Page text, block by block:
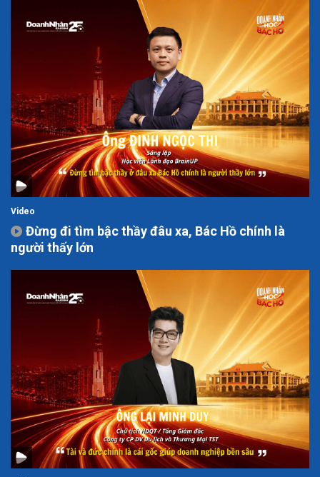
Video
Đừng đi tìm bậc thầy đâu xa, Bác Hồ chính là
người thấy lớn